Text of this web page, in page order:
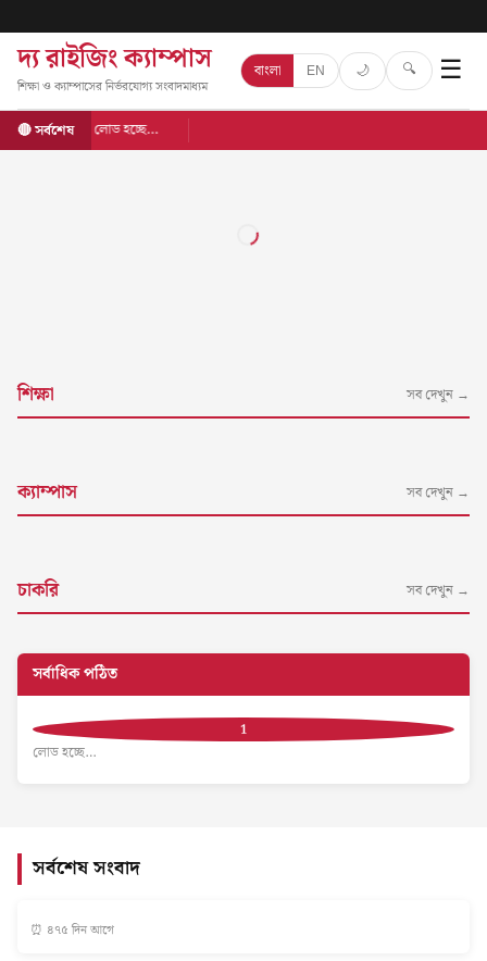
দ্য রাইজিং ক্যাম্পাস
শিক্ষা ও ক্যাম্পাসের নির্ভরযোগ্য সংবাদমাধ্যম
বাংলা EN 🌙 🔍 ☰
🔴 সর্বশেষ লোড হচ্ছে…
শিক্ষা সব দেখুন →
ক্যাম্পাস সব দেখুন →
চাকরি সব দেখুন →
সর্বাধিক পঠিত
লোড হচ্ছে…
সর্বশেষ সংবাদ
⏰ ৪৭৫ দিন আগে